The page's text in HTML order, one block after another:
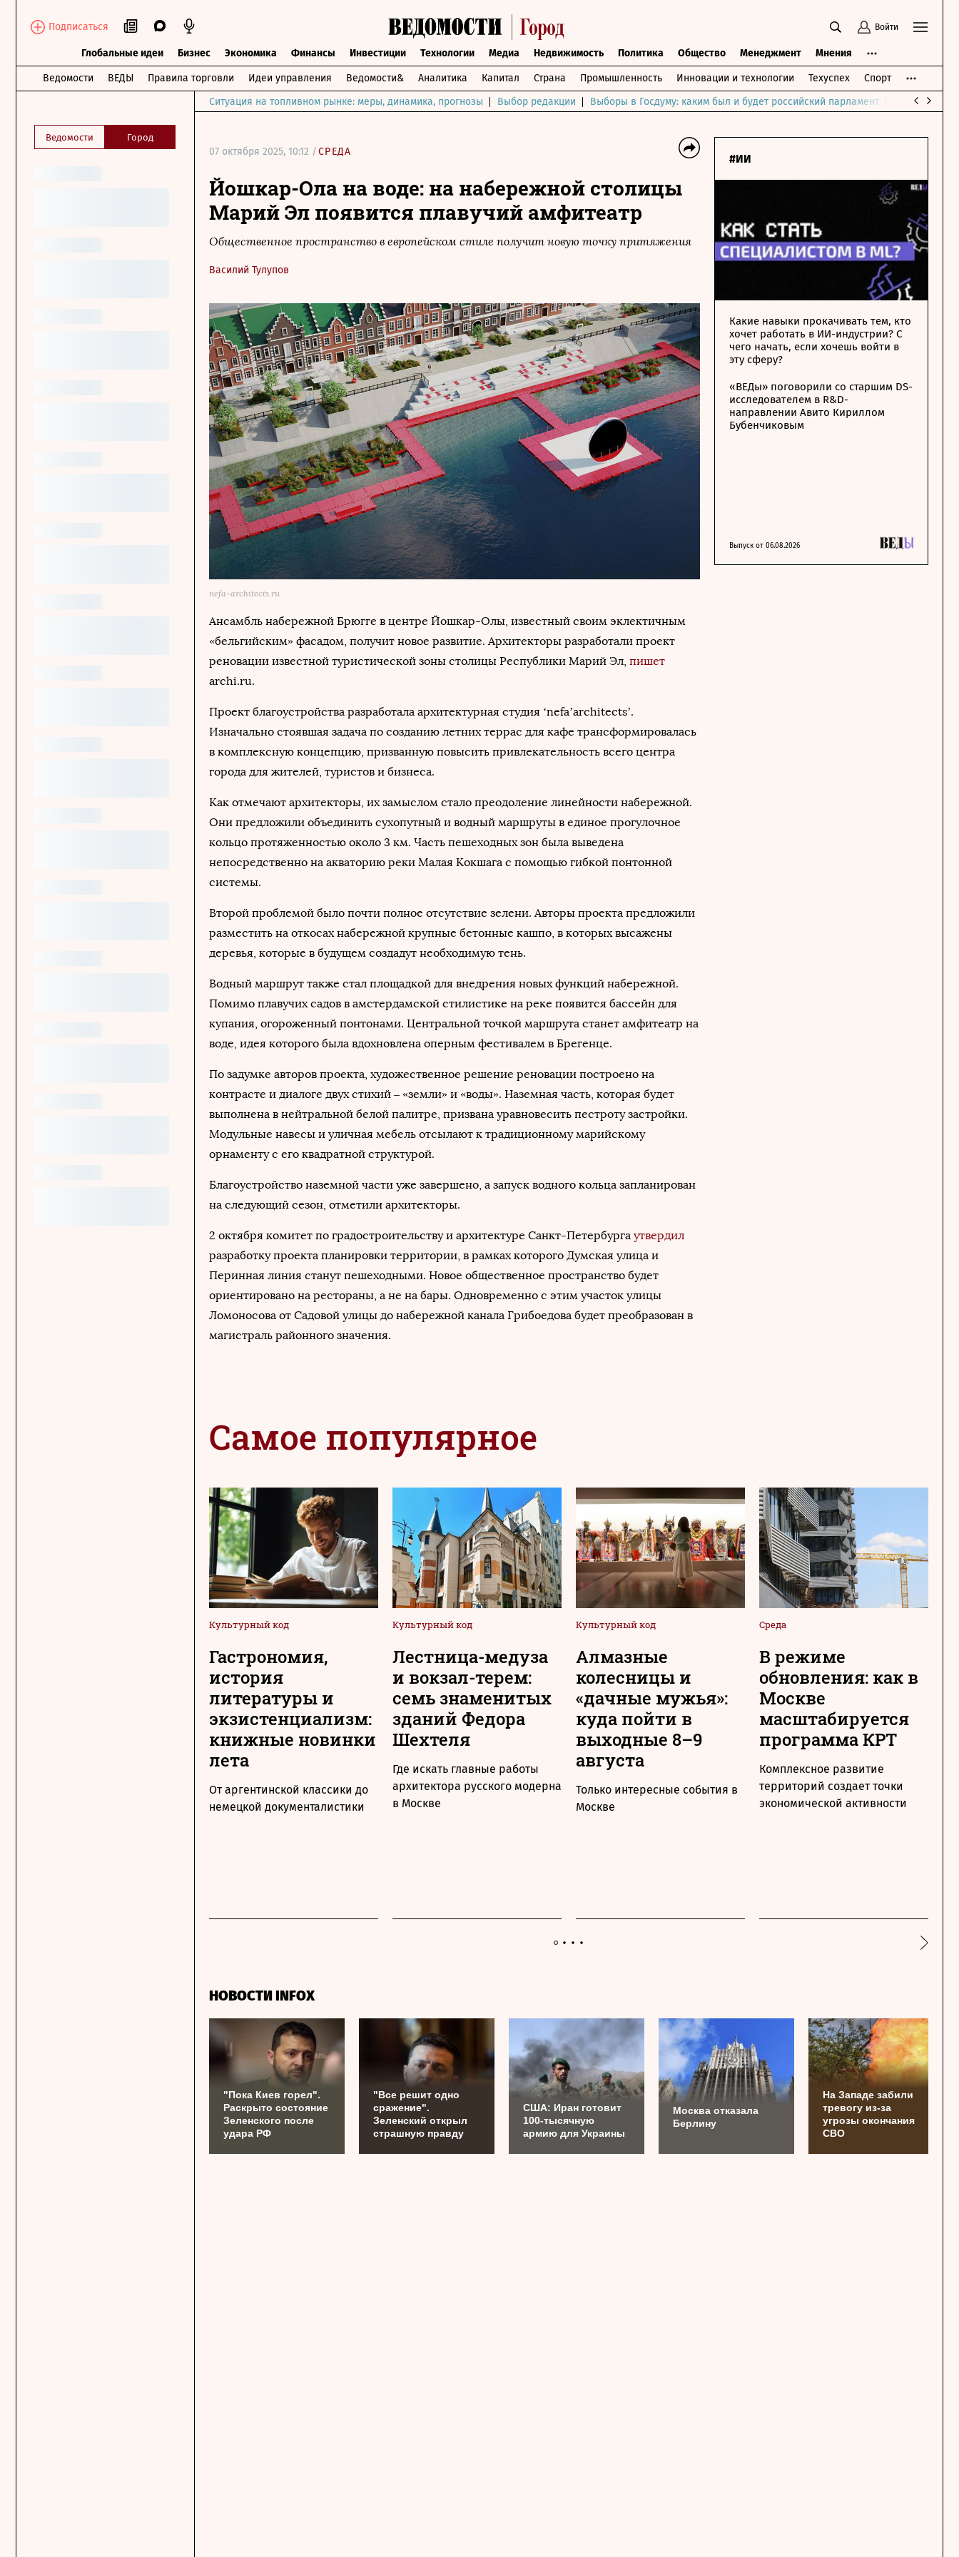
Подписаться Войти
Глобальные идеи Бизнес Экономика Финансы Инвестиции Технологии Медиа Недвижимость Политика Общество Менеджмент Мнения
Ведомости ВЕДЫ Правила торговли Идеи управления Ведомости& Аналитика Капитал Страна Промышленность Инновации и технологии Техуспех Спорт
Ведомости Город
Ситуация на топливном рынке: меры, динамика, прогнозы Выбор редакции Выборы в Госдуму: каким был и будет российский парламент Война на
07 октября 2025, 10:12 /СРЕДА
Йошкар-Ола на воде: на набережной столицы
Марий Эл появится плавучий амфитеатр
Общественное пространство в европейском стиле получит новую точку притяжения
Василий Тулупов
nefa-architects.ru
Ансамбль набережной Брюгге в центре Йошкар-Олы, известный своим эклектичным
«бельгийским» фасадом, получит новое развитие. Архитекторы разработали проект
реновации известной туристической зоны столицы Республики Марий Эл, пишет
archi.ru.
Проект благоустройства разработала архитектурная студия ‘nefa’architects’.
Изначально стоявшая задача по созданию летних террас для кафе трансформировалась
в комплексную концепцию, призванную повысить привлекательность всего центра
города для жителей, туристов и бизнеса.
Как отмечают архитекторы, их замыслом стало преодоление линейности набережной.
Они предложили объединить сухопутный и водный маршруты в единое прогулочное
кольцо протяженностью около 3 км. Часть пешеходных зон была выведена
непосредственно на акваторию реки Малая Кокшага с помощью гибкой понтонной
системы.
Второй проблемой было почти полное отсутствие зелени. Авторы проекта предложили
разместить на откосах набережной крупные бетонные кашпо, в которых высажены
деревья, которые в будущем создадут необходимую тень.
Водный маршрут также стал площадкой для внедрения новых функций набережной.
Помимо плавучих садов в амстердамской стилистике на реке появится бассейн для
купания, огороженный понтонами. Центральной точкой маршрута станет амфитеатр на
воде, идея которого была вдохновлена оперным фестивалем в Брегенце.
По задумке авторов проекта, художественное решение реновации построено на
контрасте и диалоге двух стихий – «земли» и «воды». Наземная часть, которая будет
выполнена в нейтральной белой палитре, призвана уравновесить пестроту застройки.
Модульные навесы и уличная мебель отсылают к традиционному марийскому
орнаменту с его квадратной структурой.
Благоустройство наземной части уже завершено, а запуск водного кольца запланирован
на следующий сезон, отметили архитекторы.
2 октября комитет по градостроительству и архитектуре Санкт-Петербурга утвердил
разработку проекта планировки территории, в рамках которого Думская улица и
Перинная линия станут пешеходными. Новое общественное пространство будет
ориентировано на рестораны, а не на бары. Одновременно с этим участок улицы
Ломоносова от Садовой улицы до набережной канала Грибоедова будет преобразован в
магистраль районного значения.
#ИИ
Какие навыки прокачивать тем, кто
хочет работать в ИИ-индустрии? С
чего начать, если хочешь войти в
эту сферу?
«ВЕДы» поговорили со старшим DS-
исследователем в R&D-
направлении Авито Кириллом
Бубенчиковым
Выпуск от 06.08.2026
Самое популярное
Культурный код
Гастрономия,
история
литературы и
экзистенциализм:
книжные новинки
лета
От аргентинской классики до
немецкой документалистики
Культурный код
Лестница-медуза
и вокзал-терем:
семь знаменитых
зданий Федора
Шехтеля
Где искать главные работы
архитектора русского модерна
в Москве
Культурный код
Алмазные
колесницы и
«дачные мужья»:
куда пойти в
выходные 8–9
августа
Только интересные события в
Москве
Среда
В режиме
обновления: как в
Москве
масштабируется
программа КРТ
Комплексное развитие
территорий создает точки
экономической активности
НОВОСТИ INFOX
"Пока Киев горел".
Раскрыто состояние
Зеленского после
удара РФ
"Все решит одно
сражение".
Зеленский открыл
страшную правду
США: Иран готовит
100-тысячную
армию для Украины
Москва отказала
Берлину
На Западе забили
тревогу из-за
угрозы окончания
СВО